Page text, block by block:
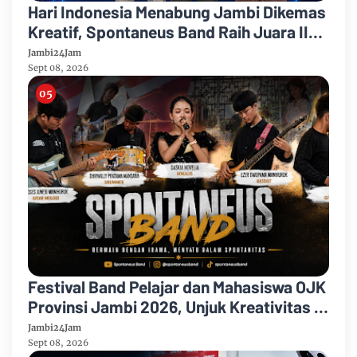
Hari Indonesia Menabung Jambi Dikemas
Kreatif, Spontaneus Band Raih Juara II
Festival Band Pelajar dan Mahasiswa
Jambi24Jam
Sept 08, 2026
Festival Band Pelajar dan Mahasiswa OJK
Provinsi Jambi 2026, Unjuk Kreativitas di
Taman Banjuran Budayo, Spontaneus
Band Raih Juara 2
Jambi24Jam
Sept 08, 2026